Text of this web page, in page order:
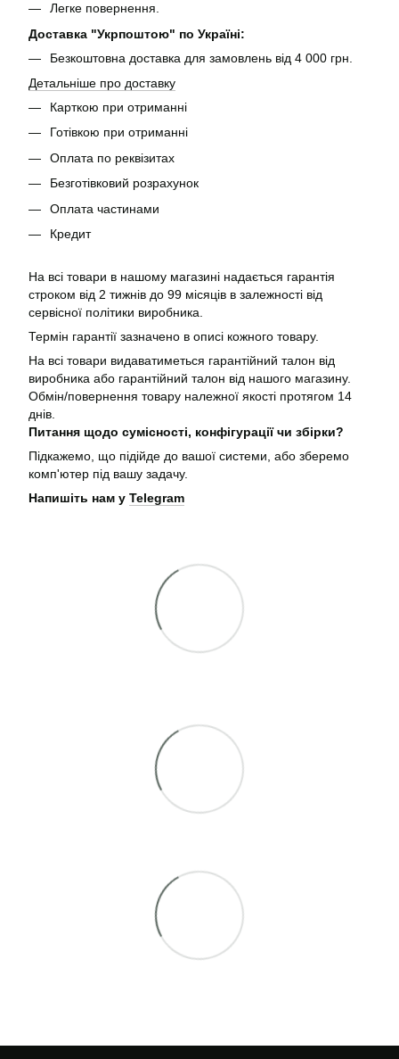
Легке повернення.
Доставка "Укрпоштою" по Україні:
Безкоштовна доставка для замовлень від 4 000 грн.
Детальніше про доставку
Карткою при отриманні
Готівкою при отриманні
Оплата по реквізитах
Безготівковий розрахунок
Оплата частинами
Кредит
На всі товари в нашому магазині надається гарантія
строком від 2 тижнів до 99 місяців в залежності від
сервісної політики виробника.
Термін гарантії зазначено в описі кожного товару.
На всі товари видаватиметься гарантійний талон від
виробника або гарантійний талон від нашого магазину.
Обмін/повернення товару належної якості протягом 14
днів.
Питання щодо сумісності, конфігурації чи збірки?
Підкажемо, що підійде до вашої системи, або зберемо
комп'ютер під вашу задачу.
Напишіть нам у Telegram